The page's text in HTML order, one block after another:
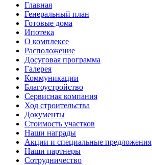
Главная
Генеральный план
Готовые дома
Ипотека
О комплексе
Расположение
Досуговая программа
Галерея
Коммуникации
Благоустройство
Сервисная компания
Ход строительства
Документы
Стоимость участков
Наши награды
Акции и специальные предложения
Наши партнеры
Сотрудничество